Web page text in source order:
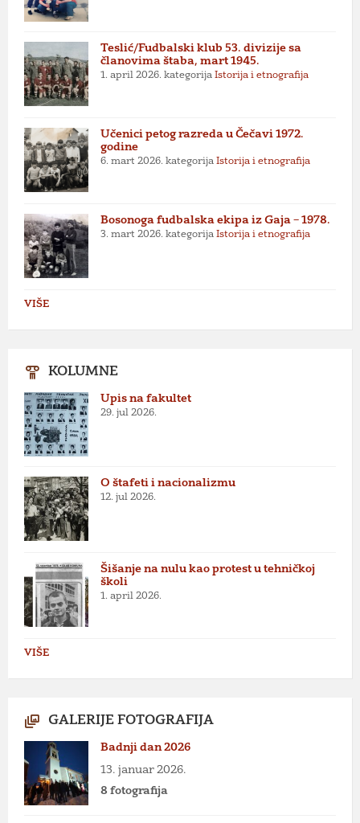
Teslić/Fudbalski klub 53. divizije sa
članovima štaba, mart 1945.
1. april 2026. kategorija Istorija i etnografija
Učenici petog razreda u Čečavi 1972.
godine
6. mart 2026. kategorija Istorija i etnografija
Bosonoga fudbalska ekipa iz Gaja – 1978.
3. mart 2026. kategorija Istorija i etnografija
VIŠE
KOLUMNE
Upis na fakultet
29. jul 2026.
O štafeti i nacionalizmu
12. jul 2026.
Šišanje na nulu kao protest u tehničkoj
školi
1. april 2026.
VIŠE
GALERIJE FOTOGRAFIJA
Badnji dan 2026
13. januar 2026.
8 fotografija